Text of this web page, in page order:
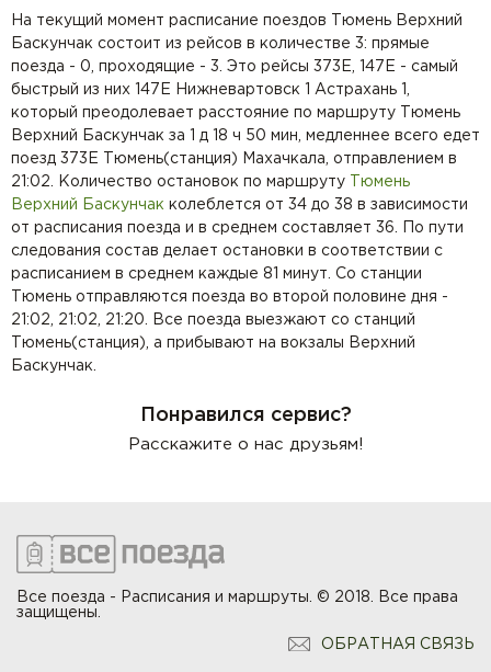
Понравился сервис?
Расскажите о нас друзьям!
На текущий момент расписание поездов Тюмень Верхний
Баскунчак состоит из рейсов в количестве 3: прямые
поезда - 0, проходящие - 3. Это рейсы 373Е, 147Е - самый
быстрый из них 147Е Нижневартовск 1 Астрахань 1,
который преодолевает расстояние по маршруту Тюмень
Верхний Баскунчак за 1 д 18 ч 50 мин, медленнее всего едет
поезд 373Е Тюмень(станция) Махачкала, отправлением в
21:02. Количество остановок по маршруту
Тюмень
Верхний Баскунчак колеблется от 34 до 38 в зависимости
от расписания поезда и в среднем составляет 36. По пути
следования состав делает остановки в соответствии с
расписанием в среднем каждые 81 минут. Со станции
Тюмень отправляются поезда во второй половине дня -
21:02, 21:02, 21:20. Все поезда выезжают со станций
Тюмень(станция), а прибывают на вокзалы Верхний
Баскунчак.
Все поезда - Расписания и маршруты. © 2018. Все права
защищены.
ОБРАТНАЯ СВЯЗЬ